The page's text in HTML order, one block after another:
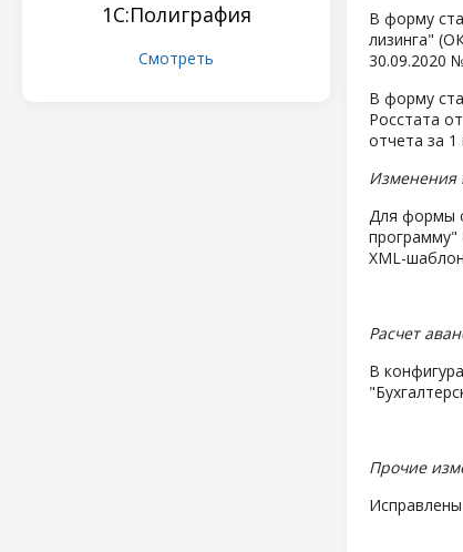
1С:Полиграфия
Смотреть
В форму
лизинга"
30.09.2020
В форму
Росстата
отчета за 1
Изменения
Для формы
программу"
XML-
Расчет
В
Прочие